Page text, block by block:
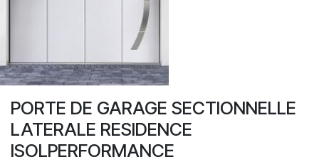
PORTE DE GARAGE SECTIONNELLE
LATERALE RESIDENCE
ISOLPERFORMANCE